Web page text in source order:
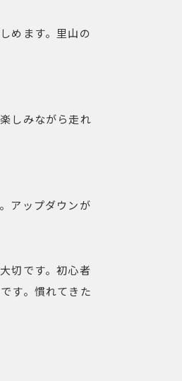
めます。里山の
しみながら走れ
アップダウンが
切です。初心者
す。慣れてきた